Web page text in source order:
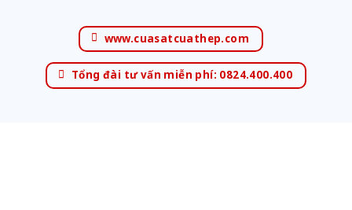
www.cuasatcuathep.com
Tổng đài tư vấn miễn phí: 0824.400.400